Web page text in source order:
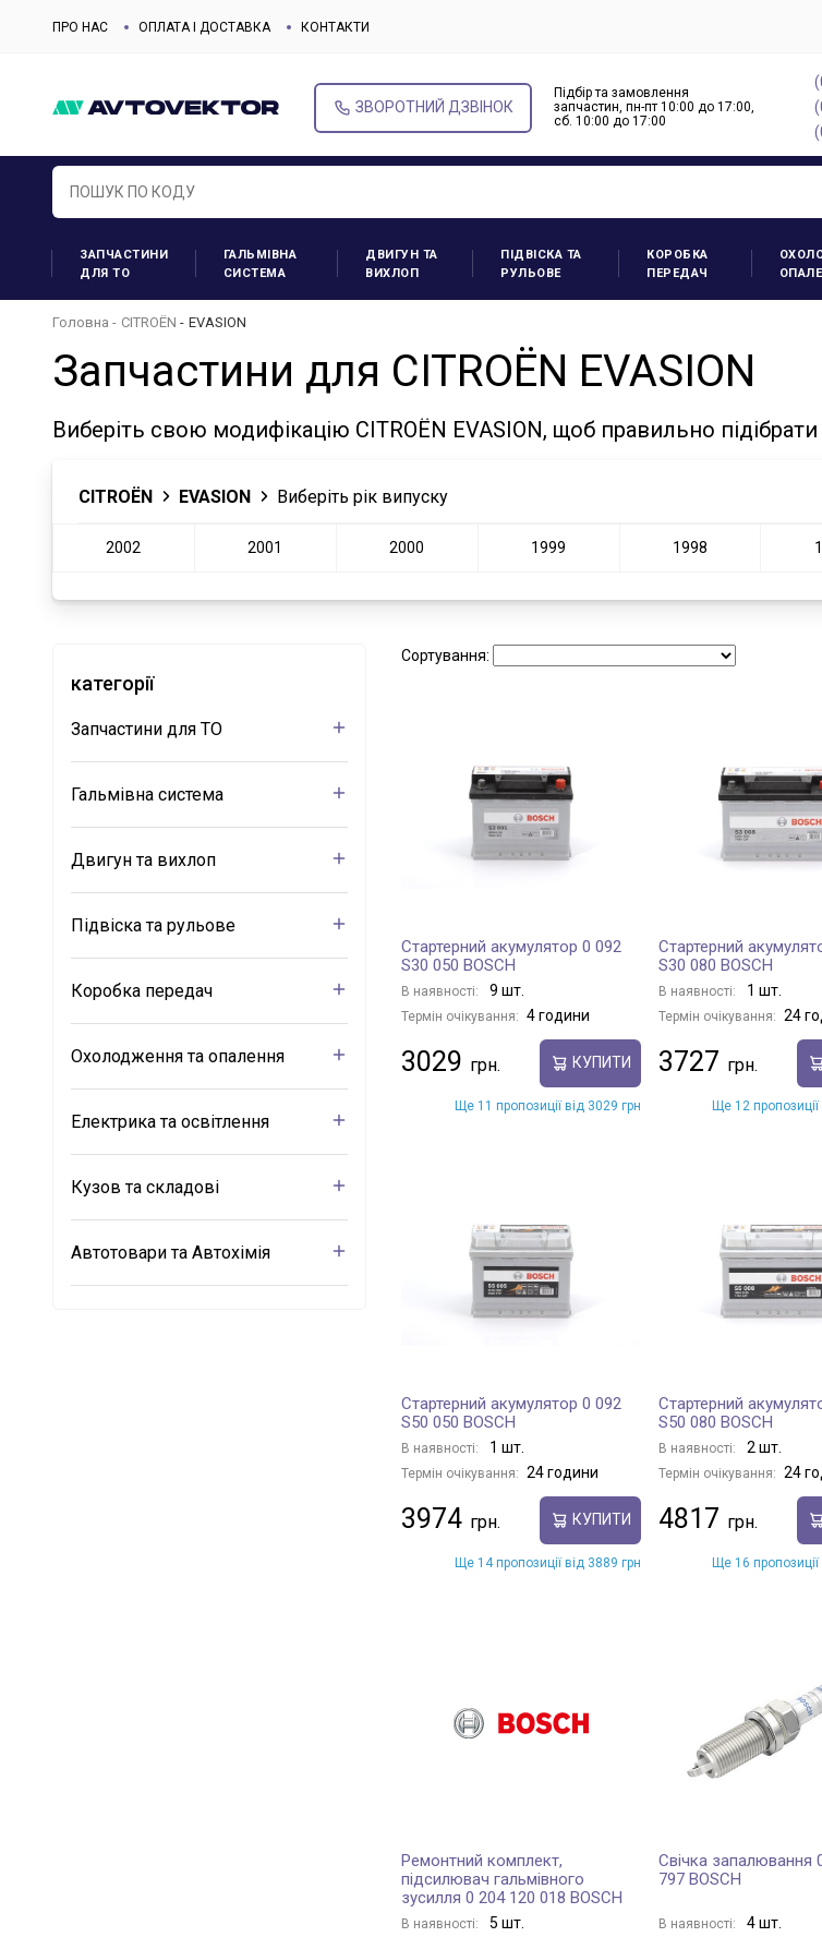
ПРО НАС ОПЛАТА І ДОСТАВКА КОНТАКТИ
ЗВОРОТНИЙ ДЗВІНОК
Підбір та замовлення
запчастин, пн-пт 10:00 до 17:00,
cб. 10:00 до 17:00
ЗАПЧАСТИНИ
ДЛЯ ТО
ГАЛЬМІВНА
СИСТЕМА
ДВИГУН ТА
ВИХЛОП
ПІДВІСКА ТА
РУЛЬОВЕ
КОРОБКА
ПЕРЕДАЧ
Головна CITROËN EVASION
Запчастини для CITROËN EVASION
Виберіть свою модифікацію CITROËN EVASION, щоб правильно
CITROËN EVASION Виберіть рік випуску
2002 2001 2000 1999 1998
категорії
Запчастини для ТО
Гальмівна система
Двигун та вихлоп
Підвіска та рульове
Коробка передач
Охолодження та опалення
Електрика та освітлення
Кузов та складові
Автотовари та Автохімія
Сортування:
Стартерний акумулятор 0 092
S30 050 BOSCH
В наявності: 9 шт.
Термін очікування: 4 години
3029 КУПИТИ
Ще 11 пропозиції від 3029 грн
Стартерний
S30 080 BOSCH
В наявності: 1 шт.
Термін очікування: 24
3727
Ще 12 пропозиції
Стартерний акумулятор 0 092
S50 050 BOSCH
В наявності: 1 шт.
Термін очікування: 24 години
3974 КУПИТИ
Ще 14 пропозиції від 3889 грн
Стартерний
S50 080 BOSCH
В наявності: 2 шт.
Термін очікування: 24
4817
Ще 16 пропозиції
Ремонтний комплект,
підсилювач гальмівного
зусилля 0 204 120 018 BOSCH
В наявності: 5 шт.
Свічка запалювання
797 BOSCH
В наявності: 4 шт.